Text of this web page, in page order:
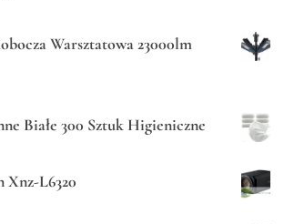
Warsztatowa 23000lm
Białe 300 Sztuk Higieniczne
Xnz-L6320